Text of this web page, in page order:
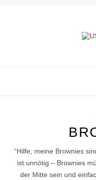
“Hilfe, meine Brownies
ist unnötig – Brownies
der Mitte sein und